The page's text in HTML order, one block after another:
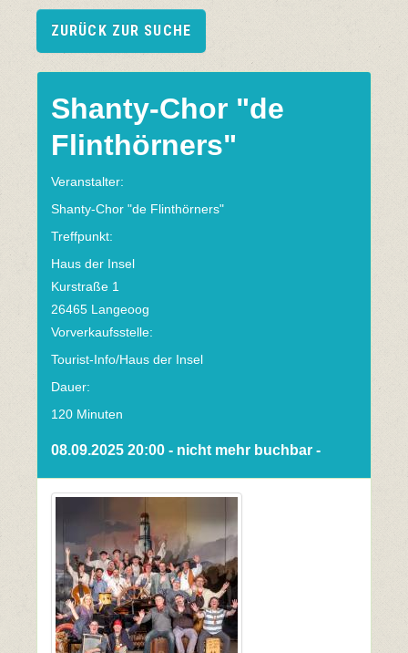
ZURÜCK ZUR SUCHE
Shanty-Chor "de
Flinthörners"
Veranstalter:
Shanty-Chor "de Flinthörners"
Treffpunkt:
Haus der Insel
Kurstraße 1
26465 Langeoog
Vorverkaufsstelle:
Tourist-Info/Haus der Insel
Dauer:
120 Minuten
08.09.2025 20:00 - nicht mehr buchbar -